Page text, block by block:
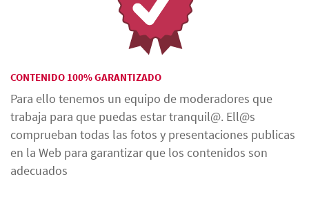
CONTENIDO 100% GARANTIZADO
Para ello tenemos un equipo de moderadores que
trabaja para que puedas estar tranquil@. Ell@s
comprueban todas las fotos y presentaciones publicas
en la Web para garantizar que los contenidos son
adecuados